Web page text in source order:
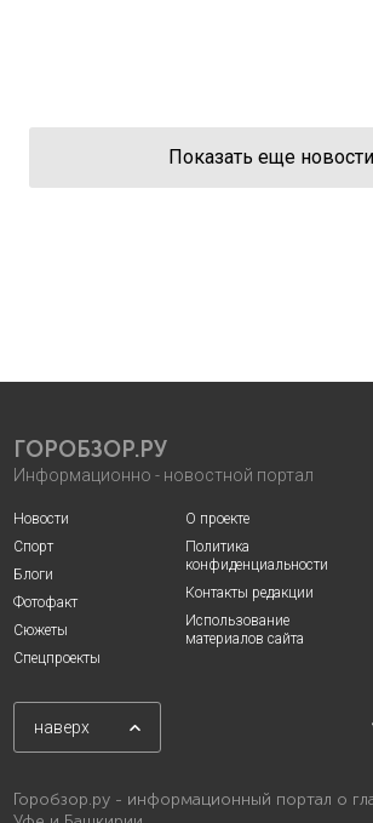
Показать еще новости
ГОРОБЗОР.РУ
Информационно - новостной портал
Новости
Спорт
Блоги
Фотофакт
Сюжеты
Спецпроекты
О проекте
Политика
конфиденциальности
Контакты редакции
Использование
материалов сайта
наверх
Горобзор.ру - информационный портал о